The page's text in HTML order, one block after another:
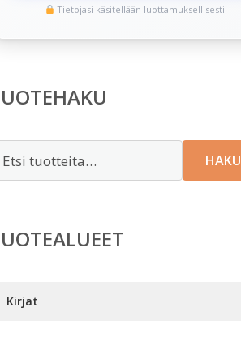
Tietojasi käsitellään luottamuksellisesti
HAKU
Kirjat